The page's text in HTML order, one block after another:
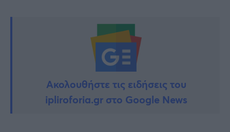
Ακολουθήστε τις ειδήσεις του
ipliroforia.gr στο Google News